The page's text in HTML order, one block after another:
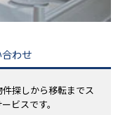
わせ
件探しから移転までス
ビスです。